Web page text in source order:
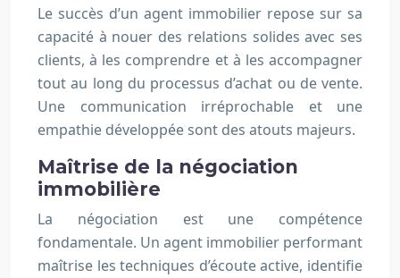
Le succès d’un agent immobilier repose sur sa
capacité à nouer des relations solides avec ses
clients, à les comprendre et à les accompagner
tout au long du processus d’achat ou de vente.
Une communication irréprochable et une
empathie développée sont des atouts majeurs.
Maîtrise de la négociation
immobilière
La négociation est une compétence
fondamentale. Un agent immobilier performant
maîtrise les techniques d’écoute active, identifie